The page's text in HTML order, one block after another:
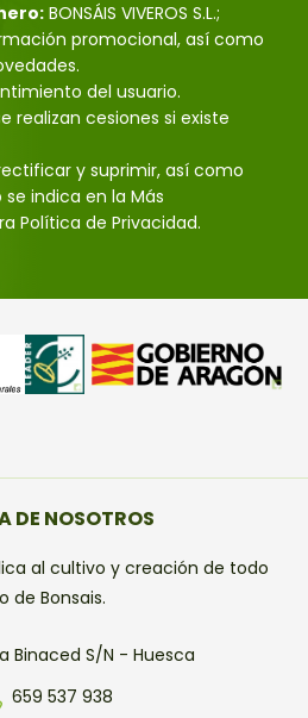
BONSÁIS VIVEROS S.L.;
promocional, así como
del usuario.
realizan cesiones si existe
y suprimir, así como
indica en la Más
Política de Privacidad.
DE NOSOTROS
al cultivo y creación de todo
de Bonsais.
Binaced S/N - Huesca
659 537 938